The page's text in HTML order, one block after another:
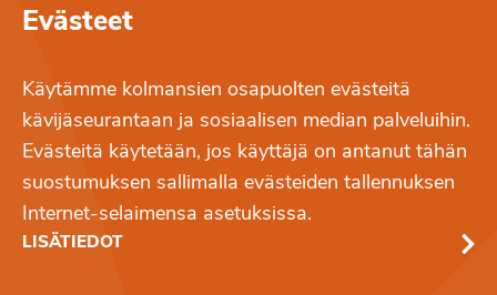
Evästeet
Käytämme kolmansien osapuolten evästeitä
kävijäseurantaan ja sosiaalisen median palveluihin.
Evästeitä käytetään, jos käyttäjä on antanut tähän
suostumuksen sallimalla evästeiden tallennuksen
Internet-selaimensa asetuksissa.
LISÄTIEDOT